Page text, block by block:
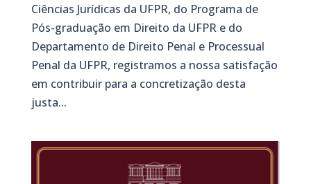
Ciências Jurídicas da UFPR, do Programa de
Pós-graduação em Direito da UFPR e do
Departamento de Direito Penal e Processual
Penal da UFPR, registramos a nossa satisfação
em contribuir para a concretização desta
justa...